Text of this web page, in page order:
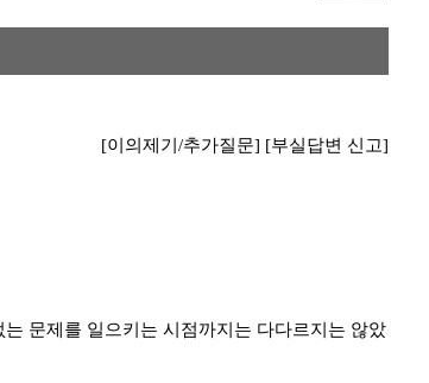
[이의제기/추가질문] [부실답변 신고]
문제를 일으키는 시점까지는 다다르지는 않았